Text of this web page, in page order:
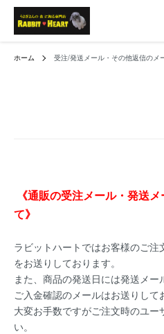
ホーム 受注/発送メール・その他返信のメ
《通販の受注メール・発送
て》
ラビットハートではお客様のご注
をお送りしております。
また、商品の発送日には発送メー
ご入金確認のメールはお送りして
大変お手数ですがご注文時のユー
い。